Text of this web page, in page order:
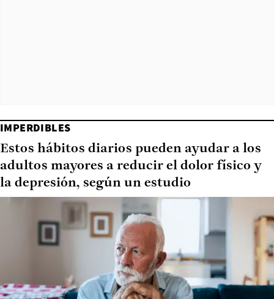
IMPERDIBLES
Estos hábitos diarios pueden ayudar a los
adultos mayores a reducir el dolor físico y
la depresión, según un estudio